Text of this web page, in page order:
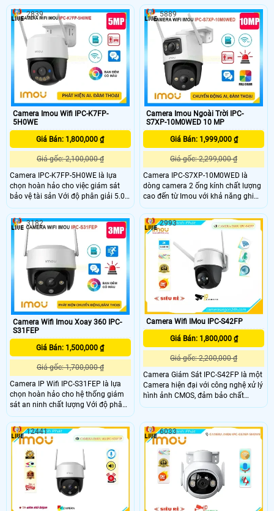
ảnh 5.0MP tiết kiệm băng thông và
chi phí, giám sát ban đêm tốt với
hồng ngoại 50m. Truyền tải hình
ảnh qua IP Wifi Digital chất lượng,
chống ngược sáng HDR
xem màu sắc Full Color 30m vào
ban đêm, trang bị đèn trợ sáng kép,
loa đàm thoại tích hợp, Chống
Ngược Sáng HDR. Camera nhỏ gọn,
xoay 360 độ, thiết kế cao cấp.
Camera Imou Wifi IPC-K7FP-
5H0WE
Giá Bán: 1,800,000 ₫
Giá gốc: 2,100,000 ₫
Camera IPC-K7FP-5H0WE là lựa
chọn hoàn hảo cho việc giám sát
bảo vệ tài sản Với độ phân giải 5.0
megapixel camera không dây này
kết hợp khả năng phát hiện chuyển
động thông minh và phát hiện hình
dáng người. Đặc biệt, thiết bị này
trang bị đèn cảnh báo xâm nhập và
còi hú tại chỗ, giúp người dùng dễ
dàng nhận biết sự xâm nhập
2839
Camera Imou Ngoài Trời IPC-
S7XP-10M0WED 10 MP
Giá Bán: 1,999,000 ₫
Giá gốc: 2,299,000 ₫
Camera IPC-S7XP-10M0WED là
dòng camera 2 ống kính chất lượng
cao đến từ Imou với khả năng ghi
hình siêu nét 3K trang bị 1 ống kính
xoay và 1 ống kính cố định. Ngoài
ra camera còn đem đến khả năng
phát hiện phân biệt người phương
tiện một cách chính xác, bên cạnh
đó là tầm nhìn ban đêm có màu sắc
chân thực.
5889
Camera Wifi Imou Xoay 360 IPC-
S31FEP
Giá Bán: 1,500,000 ₫
Giá gốc: 1,700,000 ₫
Camera IP Wifi IPC-S31FEP là lựa
chọn hoàn hảo cho hệ thống giám
sát an ninh chất lượng Với độ phân
giải lên đến 3.0 megapixel, IPC-
S31FEP đảm bảo hình ảnh sắc nét
Khả năng xem được ban đêm Full
Color trong khoảng cách 30m giúp
quan sát hiệu quả ngay cả khi ánh
sáng yếu và có chức năng Báo Động
Chuyển Động rất lý tưởng cho việc
lắp đặt giám sát trong gia đình, căn
hộ hoặc công trình khác
3182
Camera Wifi IMou IPC-S42FP
Giá Bán: 1,800,000 ₫
Giá gốc: 2,200,000 ₫
Camera Giám Sát IPC-S42FP là một
Camera hiện đại với công nghệ xử lý
hình ảnh CMOS, đảm bảo chất
lượng hình ảnh chân thực. Với công
có khả năng quan sát trong điều
kiện thiếu sáng màu sắc rõ ràng. Độ
phân giải 4.0 MP cho hình ảnh sắc
nét, đẹp mắt
2993
12441 6033